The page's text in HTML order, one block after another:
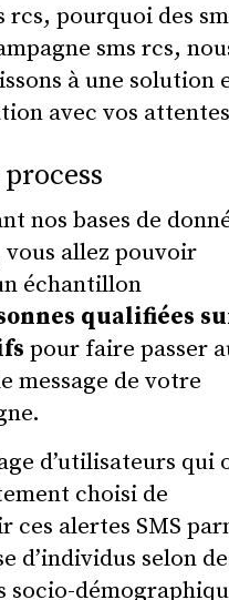
rcs, pourquoi des
sms rcs,
à une solution
avec vos
nos bases de
allez pouvoir
échantillon
qualifiées
pour faire passer
message de votre
d’utilisateurs qui
choisi de
ces alertes SMS
d’individus selon
socio-